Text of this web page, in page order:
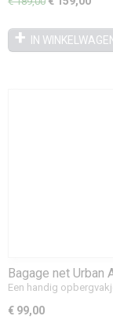
IN
Bagage net Urban
Een handig
€ 99,00